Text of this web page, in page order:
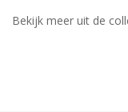
Bekijk meer uit de